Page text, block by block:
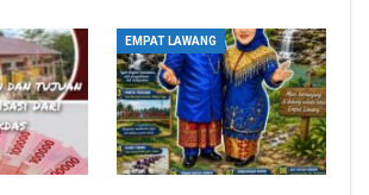
EMPAT LAWANG